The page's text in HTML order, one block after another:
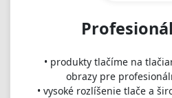
• produkty tlačíme na
obrazy pre
• vysoké rozlíšenie tlače a